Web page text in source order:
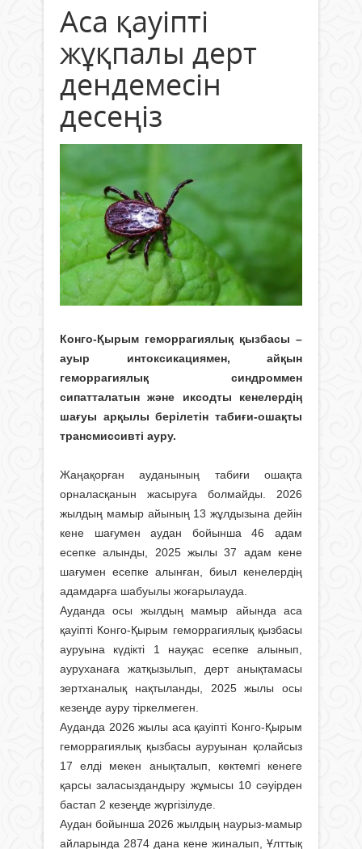
Аса қауіпті
жұқпалы дерт
дендемесін
десеңіз
Конго-Қырым геморрагиялық қызбасы –
ауыр интоксикациямен, айқын
геморрагиялық синдроммен
сипатталатын және иксодты кенелердің
шағуы арқылы берілетін табиғи-ошақты
трансмиссивті ауру.
Жаңақорған ауданының табиғи ошақта
орналасқанын жасыруға болмайды. 2026
жылдың мамыр айының 13 жұлдызына дейін
кене шағумен аудан бойынша 46 адам
есепке алынды, 2025 жылы 37 адам кене
шағумен есепке алынған, биыл кенелердің
адамдарға шабуылы жоғарылауда.
Ауданда осы жылдың мамыр айында аса
қауіпті Конго-Қырым геморрагиялық қызбасы
ауруына күдікті 1 науқас есепке алынып,
ауруханаға жатқызылып, дерт анықтамасы
зертханалық нақтыланды, 2025 жылы осы
кезеңде ауру тіркелмеген.
Ауданда 2026 жылы аса қауіпті Конго-Қырым
геморрагиялық қызбасы ауруынан қолайсыз
17 елді мекен анықталып, көктемгі кенеге
қарсы заласыздандыру жұмысы 10 сәуірден
бастап 2 кезеңде жүргізілуде.
Аудан бойынша 2026 жылдың наурыз-мамыр
айларында 2874 дана кене жиналып, Ұлттық